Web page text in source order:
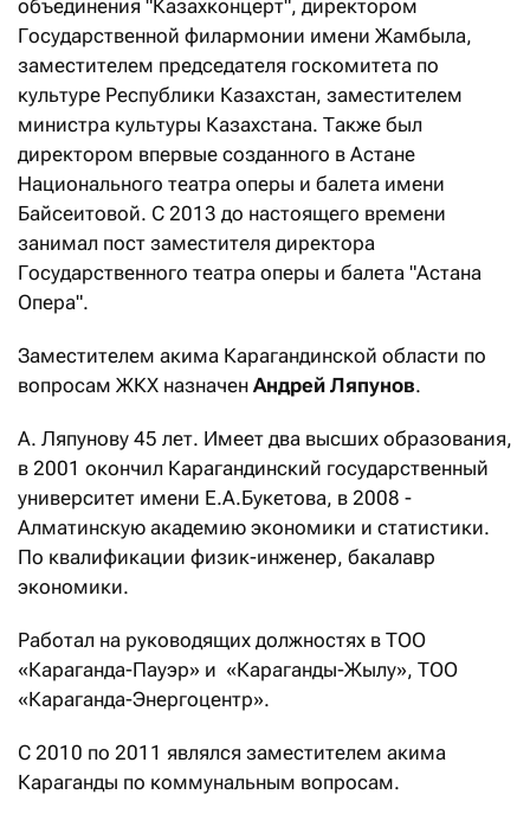
объединения "Казахконцерт", директором
Государственной филармонии имени Жамбыла,
заместителем председателя госкомитета по
культуре Республики Казахстан, заместителем
министра культуры Казахстана. Также был
директором впервые созданного в Астане
Национального театра оперы и балета имени
Байсеитовой. С 2013 до настоящего времени
занимал пост заместителя директора
Государственного театра оперы и балета "Астана
Опера".
Заместителем акима Карагандинской области по
вопросам ЖКХ назначен Андрей Ляпунов.
А. Ляпунову 45 лет. Имеет два высших образования,
в 2001 окончил Карагандинский государственный
университет имени Е.А.Букетова, в 2008 -
Алматинскую академию экономики и статистики.
По квалификации физик-инженер, бакалавр
экономики.
Работал на руководящих должностях в ТОО
«Караганда-Пауэр» и «Караганды-Жылу», ТОО
«Караганда-Энергоцентр».
С 2010 по 2011 являлся заместителем акима
Караганды по коммунальным вопросам.